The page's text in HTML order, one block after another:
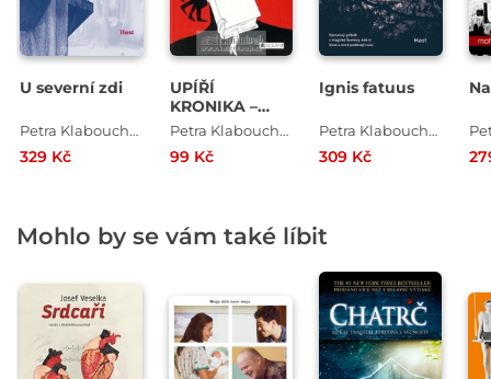
U severní zdi
Petra Klabouchová
329 Kč
UPÍŘÍ
KRONIKA –
Cesta do
Petra Klabouchová , Petr Palma
99 Kč
Ignis fatuus
Petra Klabouchová
309 Kč
Mohlo by se vám také líbit